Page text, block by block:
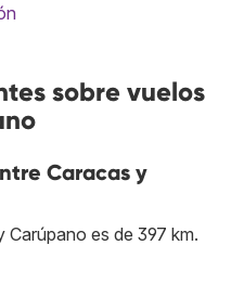
sobre vuelos
Caracas y
Carúpano es de 397 km.